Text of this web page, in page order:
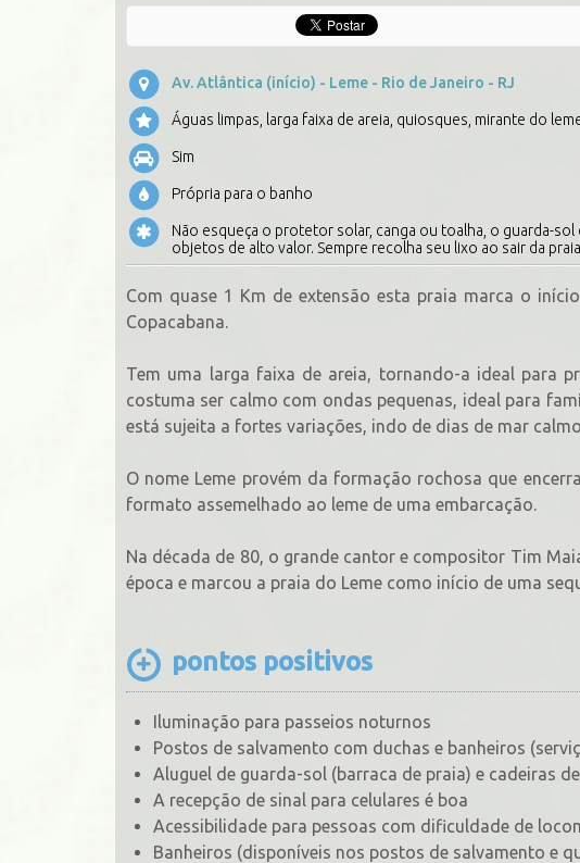
Av. Atlântica (início) - Leme - Rio de Janeiro - RJ
Águas limpas, larga faixa de areia, quiosques, mirante do
Sim
Própria para o banho
Não esqueça o protetor solar, canga ou toalha, o guarda-
objetos de alto valor. Sempre recolha seu lixo ao sair da
Com quase 1 Km de extensão esta praia marca o
Copacabana.
Tem uma larga faixa de areia, tornando-a ideal para
costuma ser calmo com ondas pequenas, ideal para
está sujeita a fortes variações, indo de dias de mar
O nome Leme provém da formação rochosa que
formato assemelhado ao leme de uma embarcação.
Na década de 80, o grande cantor e compositor Tim
época e marcou a praia do Leme como início de uma
pontos positivos
Iluminação para passeios noturnos
Postos de salvamento com duchas e banheiros
Aluguel de guarda-sol (barraca de praia) e cadeiras
A recepção de sinal para celulares é boa
Acessibilidade para pessoas com dificuldade de
Banheiros (disponíveis nos postos de salvamento e